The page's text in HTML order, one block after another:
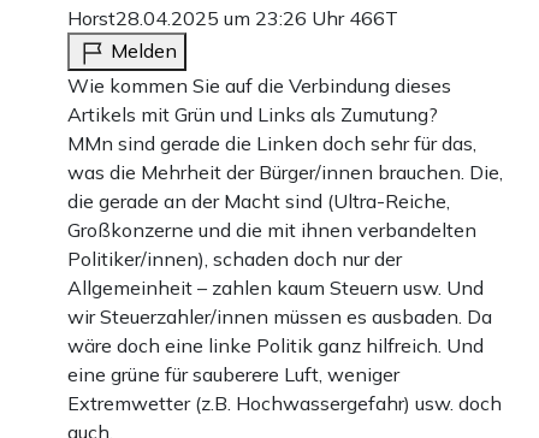
Horst28.04.2025 um 23:26 Uhr 466T
Melden
Wie kommen Sie auf die Verbindung dieses
Artikels mit Grün und Links als Zumutung?
MMn sind gerade die Linken doch sehr für das,
was die Mehrheit der Bürger/innen brauchen. Die,
die gerade an der Macht sind (Ultra-Reiche,
Großkonzerne und die mit ihnen verbandelten
Politiker/innen), schaden doch nur der
Allgemeinheit – zahlen kaum Steuern usw. Und
wir Steuerzahler/innen müssen es ausbaden. Da
wäre doch eine linke Politik ganz hilfreich. Und
eine grüne für sauberere Luft, weniger
Extremwetter (z.B. Hochwassergefahr) usw. doch
auch.